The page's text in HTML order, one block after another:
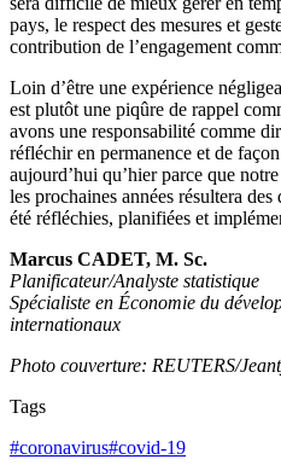
pays, le respect des mesures et
contribution de l’engagement
Loin d’être une expérience
est plutôt une piqûre de rappel
avons une responsabilité comme
réfléchir en permanence et de
aujourd’hui qu’hier parce que
les prochaines années résultera
été réfléchies, planifiées et
Marcus CADET, M. Sc.
Planificateur/Analyste statistique
Spécialiste en Économie du
internationaux
Photo couverture: REUTERS/
Tags
#coronavirus#covid-19